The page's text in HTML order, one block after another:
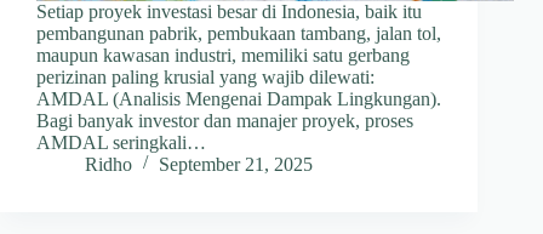
Setiap proyek investasi besar di Indonesia, baik itu
pembangunan pabrik, pembukaan tambang, jalan tol,
maupun kawasan industri, memiliki satu gerbang
perizinan paling krusial yang wajib dilewati:
AMDAL (Analisis Mengenai Dampak Lingkungan).
Bagi banyak investor dan manajer proyek, proses
AMDAL seringkali…
Ridho
September 21, 2025